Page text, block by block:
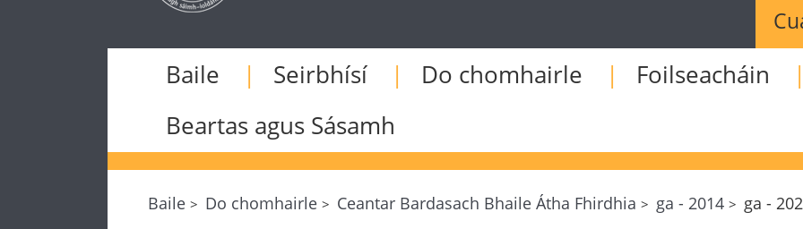
Baile Seirbhísí Do chomhairle
Foilseacháin
Beartas agus Sásamh
Baile Do chomhairle Ceantar Bardasach Bhaile Átha Fhirdhia ga - 2014 ga -